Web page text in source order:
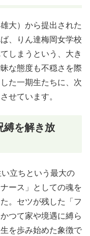
大）から提出された
、りん達梅岡女学校
しまうという、大き
な態度も不穏さを際
た一期生たちに、次
せています。
縛を解き放
立ちという最大の
ース」としての魂を
。セツが残した「フ
つて家や境遇に縛ら
を歩み始めた象徴で